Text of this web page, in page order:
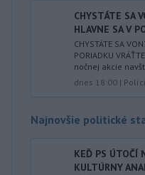
CHYSTÁTE SA
HLAVNE SA V
CHYSTÁTE SA
PORIADKU
nočnej akcie
dnes 18:00 |
Najnovšie politické
KEĎ PS ÚTOČÍ
KULTÚRNY